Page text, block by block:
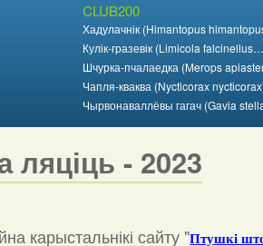
CLUB200
Хадулачнік (Himantopus
Кулік-гразевік (Limicola falcinellus…
Шчурка-пчалаедка (Merops
Чапля-кваква (Nycticorax
Чырвонаваллёвы гагач (Gavia
ляціць - 2023
карыстальнікі сайту "Птушкі